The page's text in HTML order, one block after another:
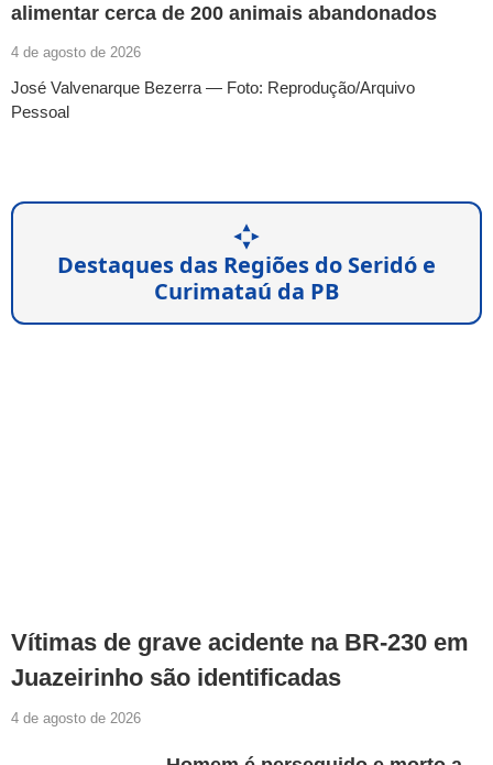
alimentar cerca de 200 animais abandonados
4 de agosto de 2026
José Valvenarque Bezerra — Foto: Reprodução/Arquivo
Pessoal
Destaques das Regiões do Seridó e
Curimataú da PB
Vítimas de grave acidente na BR-230 em
Juazeirinho são identificadas
4 de agosto de 2026